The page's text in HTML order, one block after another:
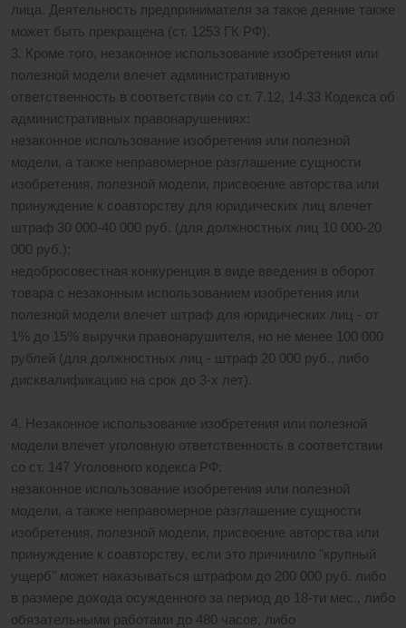
лица. Деятельность предпринимателя за такое деяние также
может быть прекращена (ст. 1253 ГК РФ).
3. Кроме того, незаконное использование изобретения или
полезной модели влечет административную
ответственность в соответствии со ст. 7.12, 14.33 Кодекса об
административных правонарушениях:
незаконное использование изобретения или полезной
модели, а также неправомерное разглашение сущности
изобретения, полезной модели, присвоение авторства или
принуждение к соавторству для юридических лиц влечет
штраф 30 000-40 000 руб. (для должностных лиц 10 000-20
000 руб.);
недобросовестная конкуренция в виде введения в оборот
товара с незаконным использованием изобретения или
полезной модели влечет штраф для юридических лиц - от
1% до 15% выручки правонарушителя, но не менее 100 000
рублей (для должностных лиц - штраф 20 000 руб., либо
дисквалификацию на срок до 3-х лет).
4. Незаконное использование изобретения или полезной
модели влечет уголовную ответственность в соответствии
со ст. 147 Уголовного кодекса РФ:
незаконное использование изобретения или полезной
модели, а также неправомерное разглашение сущности
изобретения, полезной модели, присвоение авторства или
принуждение к соавторству, если это причинило "крупный
ущерб" может наказываться штрафом до 200 000 руб. либо
в размере дохода осужденного за период до 18-ти мес., либо
обязательными работами до 480 часов, либо